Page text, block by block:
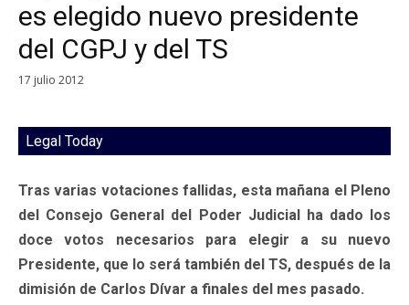
es elegido nuevo presidente
del CGPJ y del TS
17 julio 2012
Legal Today
Tras varias votaciones fallidas, esta mañana el Pleno
del Consejo General del Poder Judicial ha dado los
doce votos necesarios para elegir a su nuevo
Presidente, que lo será también del TS, después de la
dimisión de Carlos Dívar a finales del mes pasado.